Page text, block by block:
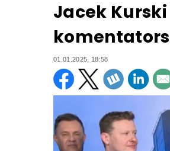
Jacek
01.01.2025, 18:58